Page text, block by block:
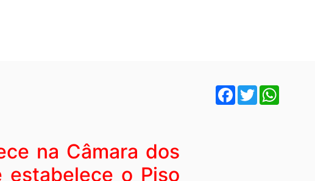
Facebook
Twitter
na Câmara dos
o Piso